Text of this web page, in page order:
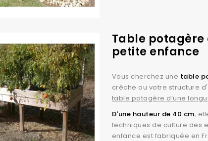
Table
petite enfance
Vous cherchez une table
crèche ou votre structure
table potagère d’une
D'une hauteur de 40 cm,
techniques de culture des
enfance est fabriquée en